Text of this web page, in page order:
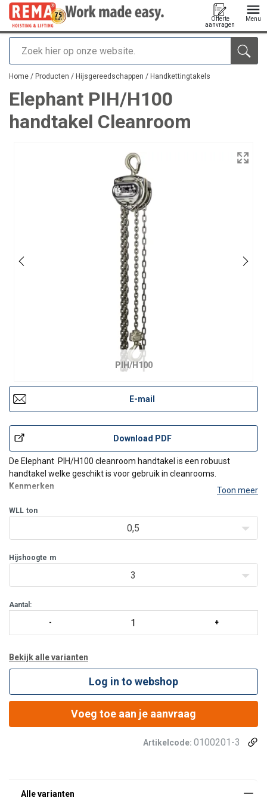
Zoeken
Offerte
aanvragen
Menu
toegevoegd aan uw offerte
Home / Producten / Hijsgereedschappen / Handkettingtakels
Elephant PIH/H100
handtakel Cleanroom
PIH/H100
E-mail
Download PDF
De Elephant PIH/H100 cleanroom handtakel is een robuust
handtakel welke geschikt is voor gebruik in cleanrooms.
Kenmerken
Zijplaten vernikkeld.
Boven- en onderhaken vernikkeld.
Moeren en on
Toon meer
WLL ton
0,5
Hijshoogte m
3
Aantal:
Bekijk alle varianten
Log in to webshop
Voeg toe aan je aanvraag
Artikelcode: 0100201-3